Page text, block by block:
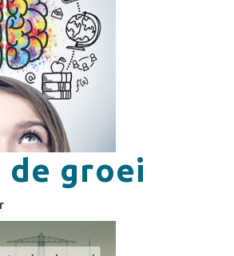
de groei